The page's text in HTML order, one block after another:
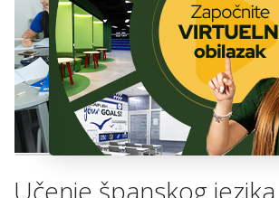
ŠKOLA
Učenje španskog